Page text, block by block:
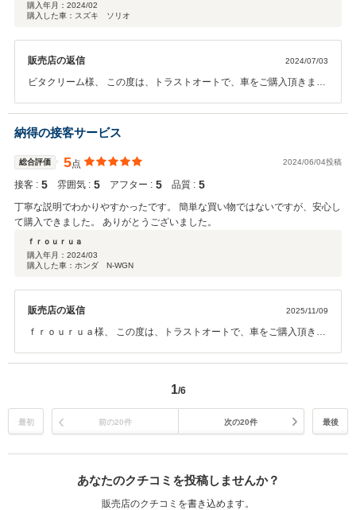
購入年月： 2024/02
購入した車：スズキ ソリオ
販売店の返信 2024/07/03
ビタクリーム様、 この度は、トラストオートで、車をご購入頂きまし
て、ありがとうございます。納車までではなくアフターフォローもし
っかりして行きますから、この後もどんなことでもご相談下さい。 今
納得の接客サービス
総合評価 5点 2024/06/04投稿
接客 : 5 雰囲気 : 5 アフター : 5 品質 : 5
丁寧な説明でわかりやすかったです。 簡単な買い物ではないですが、安心し
て購入できました。 ありがとうございました。
ｆｒｏｕｒｕａ
購入年月： 2024/03
購入した車：ホンダ N-WGN
販売店の返信 2025/11/09
ｆｒｏｕｒｕａ様、 この度は、トラストオートで、車をご購入頂きま
して、ありがとうございます。 今後も、お客様に喜んで頂ける用、努
の責任であると考えています。” ●●トラストオート●●
1/6
最初 前の20件 次の20件 最後
あなたのクチコミを投稿しませんか？
販売店のクチコミを書き込めます。